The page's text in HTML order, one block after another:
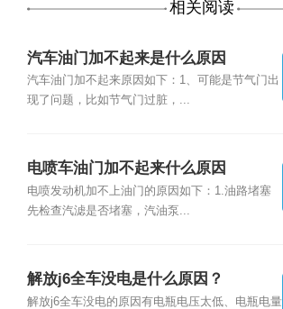
相关阅读
汽车油门加不起来是什么原因
汽车油门加不起来原因如下：1、可能是节气门出
现了问题，比如节气门过脏，...
电喷车油门加不起来什么原因
电喷发动机加不上油门的原因如下：1.油路堵塞
先检查汽滤是否堵塞，汽油泵...
解放j6全车没电是什么原因？
解放j6全车没电的原因有电瓶电压太低、电瓶电量